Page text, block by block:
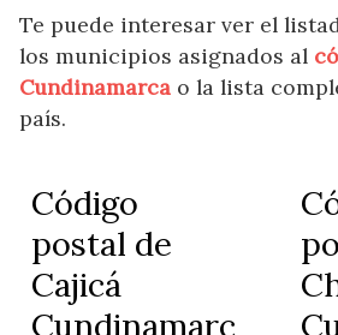
Te puede interesar ver el
los municipios asignados al
Cundinamarca o la lista
país.
Código
postal de
Cajicá
Cundinamarc